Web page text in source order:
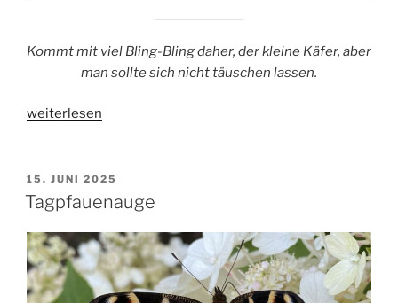
Kommt mit viel Bling-Bling daher, der kleine Käfer, aber
man sollte sich nicht täuschen lassen.
„Rosmarin-
weiterlesen
VERÖFFENTLICHT
AM
15. JUNI 2025
Tagpfauenauge